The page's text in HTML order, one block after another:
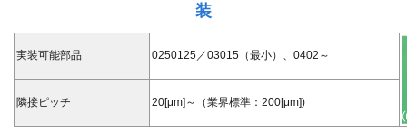
装
実装可能部品 0250125／03015（最小）、0402～
隣接ピッチ 20[μm]～（業界標準：200[μm])